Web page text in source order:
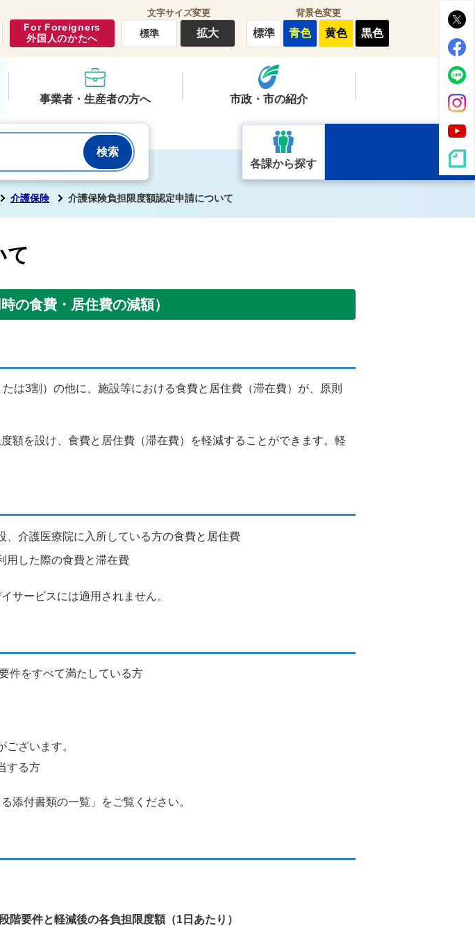
ームページくらし・行政
For Foreigners
外国人のかたへ
文字サイズ変更
標準 拡大
背景色変更
標準 青色 黄色 黒色
事業者・生産者の方へ 市政・市の紹介
各課から探す
介護保険 介護保険負担限度額認定申請について
て
の食費・居住費の減額）
は3割）の他に、施設等における食費と居住費（滞在費）が、原則
額を設け、食費と居住費（滞在費）を軽減することができます。軽
介護医療院に入所している方の食費と居住費
用した際の食費と滞在費
サービスには適用されません。
件をすべて満たしている方
ざいます。
する方
添付書類の一覧」をご覧ください。
階要件と軽減後の各負担限度額（1日あたり）